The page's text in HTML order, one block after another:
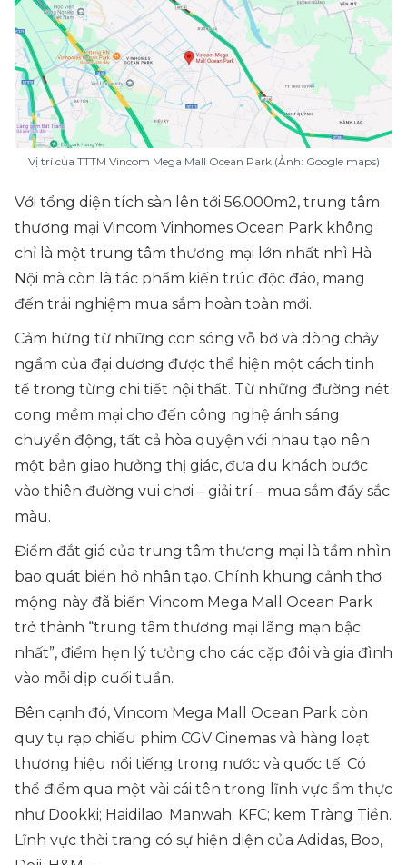
Vị trí của TTTM Vincom Mega Mall Ocean Park (Ảnh: Google maps)
Với tổng diện tích sàn lên tới 56.000m2, trung tâm
thương mại Vincom Vinhomes Ocean Park không
chỉ là một trung tâm thương mại lớn nhất nhì Hà
Nội mà còn là tác phẩm kiến trúc độc đáo, mang
đến trải nghiệm mua sắm hoàn toàn mới.
Cảm hứng từ những con sóng vỗ bờ và dòng chảy
ngầm của đại dương được thể hiện một cách tinh
tế trong từng chi tiết nội thất. Từ những đường nét
cong mềm mại cho đến công nghệ ánh sáng
chuyển động, tất cả hòa quyện với nhau tạo nên
một bản giao hưởng thị giác, đưa du khách bước
vào thiên đường vui chơi – giải trí – mua sắm đầy sắc
màu.
Điểm đắt giá của trung tâm thương mại là tầm nhìn
bao quát biển hồ nhân tạo. Chính khung cảnh thơ
mộng này đã biến Vincom Mega Mall Ocean Park
trở thành “trung tâm thương mại lãng mạn bậc
nhất”, điểm hẹn lý tưởng cho các cặp đôi và gia đình
vào mỗi dịp cuối tuần.
Bên cạnh đó, Vincom Mega Mall Ocean Park còn
quy tụ rạp chiếu phim CGV Cinemas và hàng loạt
thương hiệu nổi tiếng trong nước và quốc tế. Có
thể điểm qua một vài cái tên trong lĩnh vực ẩm thực
như Dookki; Haidilao; Manwah; KFC; kem Tràng Tiền.
Lĩnh vực thời trang có sự hiện diện của Adidas, Boo,